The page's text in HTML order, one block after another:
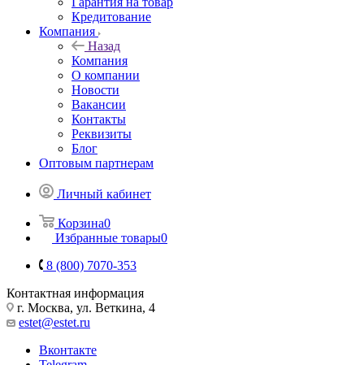
Кредитование
Компания
Назад
Компания
О компании
Новости
Вакансии
Контакты
Реквизиты
Блог
Оптовым партнерам
Личный кабинет
Корзина0
Избранные товары0
8 (800) 7070-353
Контактная информация
г. Москва, ул. Веткина, 4
estet@estet.ru
Вконтакте